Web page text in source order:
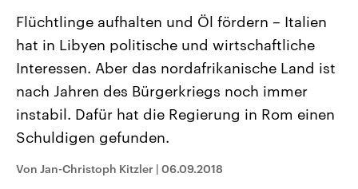
Landtagswahl Sachsen-Anhalt
2026
Alle Informationen
Sachsen-Anhalt wählt am 6.
September 2026 einen neuen
Landtag. Seit 2021 wird das
Bundesland von einer Koalition aus
CDU, SPD und FDP regiert.-
Aktuelle Beiträge,
Hintergründe
Wirtschaftlich und
aktuelle Weltgeschehen.
Flüchtlinge aufhalten und Öl fördern – Italien
hat in Libyen politische und wirtschaftliche
Interessen. Aber das nordafrikanische Land ist
nach Jahren des Bürgerkriegs noch immer
instabil. Dafür hat die Regierung in Rom einen
Schuldigen gefunden.
Von Jan-Christoph Kitzler | 06.09.2018